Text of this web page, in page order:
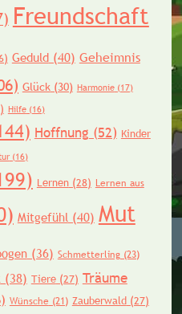
Freundschaft
Geduld(40) Geheimnis
Glück(30) Harmonie(17)
Hilfe(16)
Hoffnung (52) Kinder
(16)
Lernen(28) Lernen aus
Mitgefühl(40) Mut
(36) Schmetterling(23)
(38) Tiere(27) Träume
Wünsche (21) Zauberwald(27)